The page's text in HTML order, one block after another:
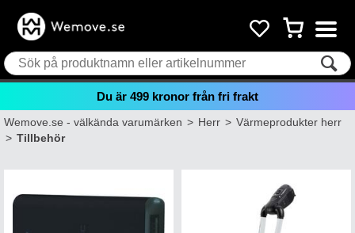
Du är 499 kronor från fri frakt
Wemove.se - välkända varumärken>Herr>Värmeprodukter herr
>Tillbehör